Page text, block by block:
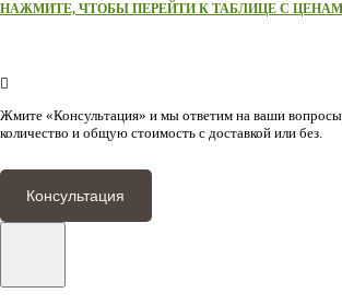
НАЖМИТЕ, ЧТОБЫ ПЕРЕЙТИ К ТАБЛИЦЕ С
Жмите «Консультация» и мы ответим на ваши
количество и общую стоимость с доставкой или без.
Консультация